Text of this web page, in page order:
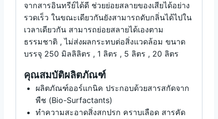
จากสารอินทรีย์ได้ดี ช่วยย่อยสลายของเสียได้อย่าง
รวดเร็ว ในขณะเดียวกันยังสามารถดับกลิ่นได้ไปใน
เวลาเดียวกัน สามารถย่อยสลายได้เองตาม
ธรรมชาติ , ไม่ส่งผลกระทบต่อสิ่งแวดล้อม ขนาด
บรรจุ 250 มิลลิลิตร , 1 ลิตร , 5 ลิตร , 20 ลิตร
คุณสมบัติผลิตภัณฑ์
ผลิตภัณฑ์ออร์แกนิค ประกอบด้วยสารสกัดจาก
พืช (Bio-Surfactants)
ทำความสะอาดสิ่งสกปรก คราบเลือด สารคัด